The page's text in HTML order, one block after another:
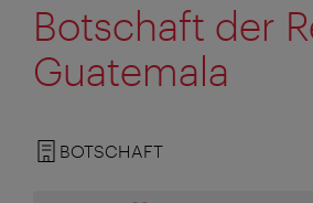
Botschaft der
Guatemala
BOTSCHAFT